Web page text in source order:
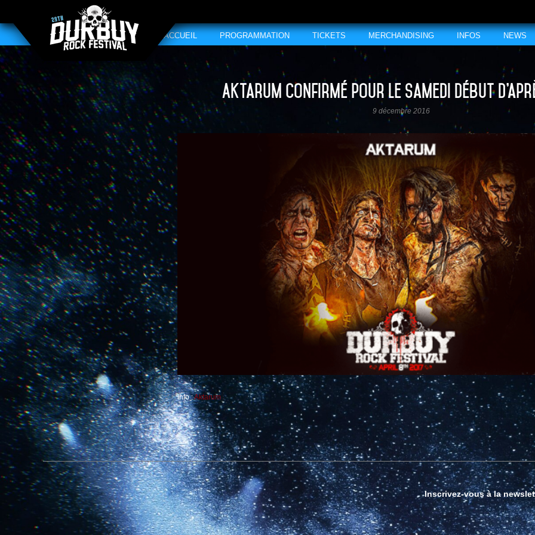
ACCUEIL PROGRAMMATION TICKETS MERCHANDISING INFOS NEWS
Aktarum confirmé pour le samedi début
9 décembre 2016
Info :Aktarum
Inscrivez-vous à la